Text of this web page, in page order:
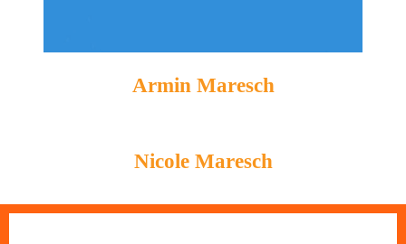
Armin Maresch
Nicole Maresch